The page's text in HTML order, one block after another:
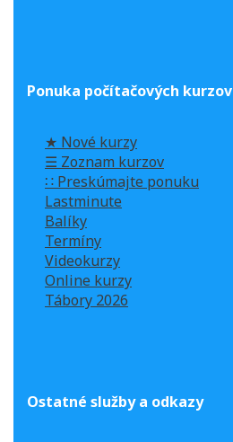
Ponuka počítačových kurzov
★ Nové kurzy
☰ Zoznam kurzov
∷ Preskúmajte ponuku
Lastminute
Balíky
Termíny
Videokurzy
Online kurzy
Tábory 2026
Ostatné služby a odkazy